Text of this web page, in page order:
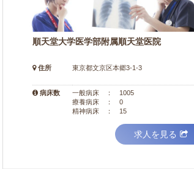
順天堂大学医学部附属順天堂医院
住所 東京都文京区本郷3-1-3
病床数
一般病床 ： 1005
療養病床 ： 0
精神病床 ： 15
求人を見る